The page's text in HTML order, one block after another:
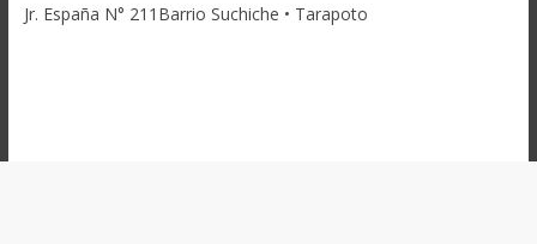
Jr. España N° 211Barrio Suchiche • Tarapoto